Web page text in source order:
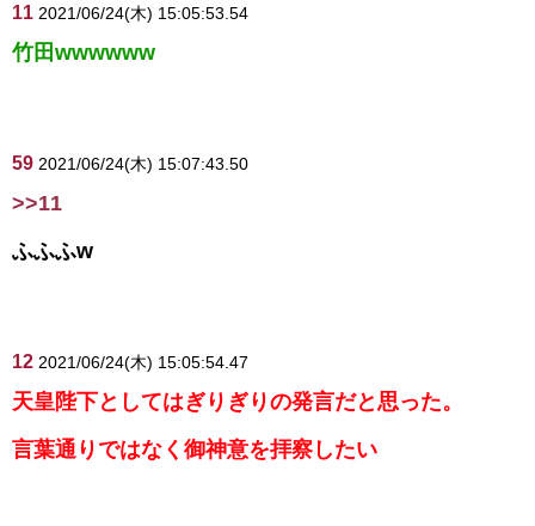
11 2021/06/24(木) 15:05:53.54
竹田wwwwww
59 2021/06/24(木) 15:07:43.50
>>11
ふふふw
12 2021/06/24(木) 15:05:54.47
天皇陛下としてはぎりぎりの発言だと思った。
言葉通りではなく御神意を拝察したい